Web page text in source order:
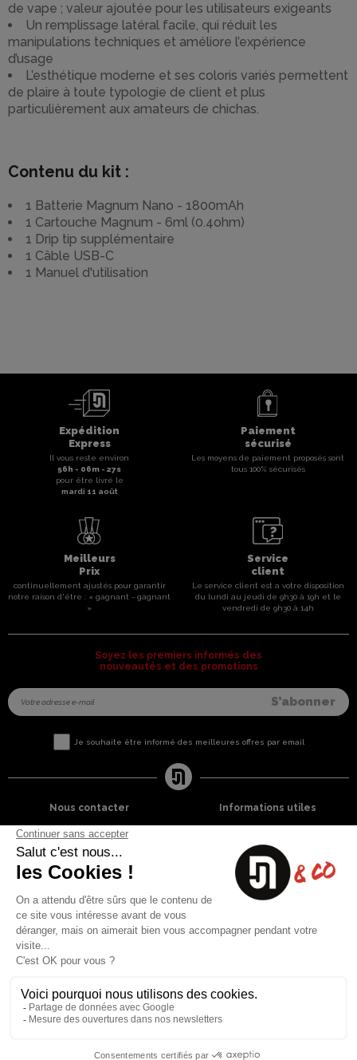
de vape ; valeur ajoutée pour les utilisateurs exigeants
Un remplissage latéral facile, qui réduit les
manipulations techniques et améliore l’expérience
d’usage
L’esthétique moderne et ses coloris variés permettent
de plaire à toute typologie de client et plus
particulièrement aux amateurs de chichas.
Contenu du kit :
1 Batterie Magnum Nano - 1800mAh
1 Cartouche Magnum - 6ml (0.4ohm)
1 Drip tip supplémentaire
1 Câble USB-C
1 Manuel d'utilisation
Expédition
Express
Il vous reste environ
56h - 06m - 27s
pour être livré le
mardi 11 août
Paiement
sécurisé
Les moyens de paiement proposés sont
tous 100% sécurisés
Meilleurs
Prix
continuellement ajustés pour garantir
notre raison d'être : « gagnant - gagnant
»
Service
client
Le service client est a votre disposition
du lundi au jeudi de 9h30 à 19h et le
vendredi de 9h30 à 14h
Soyez les premiers informés des
nouveautés et des promotions
Je souhaite être informé des meilleures offres par email
Nous contacter
8 rue du capitaine Jean Croisa
13009 Marseille
+33 (0)4 91 07 41 16
Facebook Instagram
Informations utiles
Garantie satisfaction
Paiement sécurisé
Plan du site
Blog
Nos produits
Meilleures ventes
Liste des marques
Fiches de sécurité
A propos
Contactez-nous